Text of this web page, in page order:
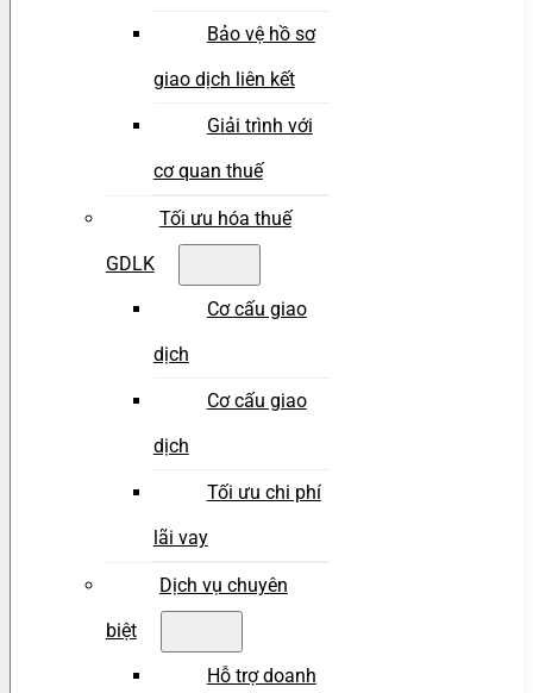
Bảo vệ hồ sơ
giao dịch liên kết
Giải trình với
cơ quan thuế
Tối ưu hóa thuế
GDLK
Cơ cấu giao
dịch
Cơ cấu giao
dịch
Tối ưu chi phí
lãi vay
Dịch vụ chuyên
biệt
Hỗ trợ doanh